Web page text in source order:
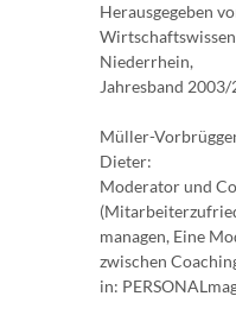
Herausgegeben
Niederrhein,
Jahresband
Müller-
Dieter:
Moderator und
managen, Eine
zwischen
in: